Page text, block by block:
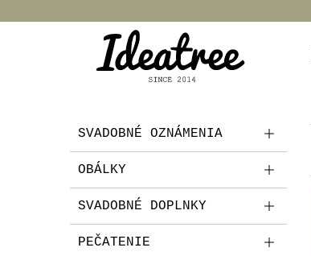
SVADOBNÉ OZNÁMENIA
OBÁLKY
SVADOBNÉ DOPLNKY
PEČATENIE